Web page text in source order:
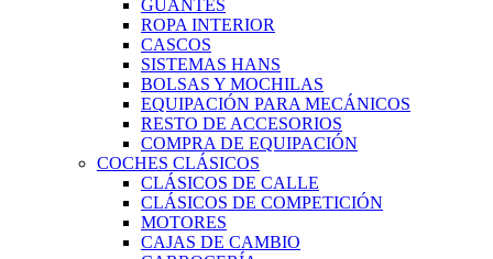
GUANTES
ROPA INTERIOR
CASCOS
SISTEMAS HANS
BOLSAS Y MOCHILAS
EQUIPACIÓN PARA MECÁNICOS
RESTO DE ACCESORIOS
COMPRA DE EQUIPACIÓN
COCHES CLÁSICOS
CLÁSICOS DE CALLE
CLÁSICOS DE COMPETICIÓN
MOTORES
CAJAS DE CAMBIO